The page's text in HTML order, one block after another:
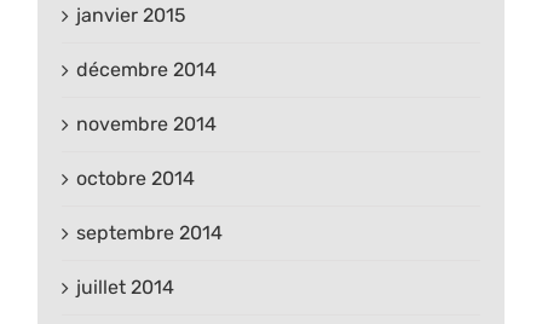
janvier 2015
décembre 2014
novembre 2014
octobre 2014
septembre 2014
juillet 2014